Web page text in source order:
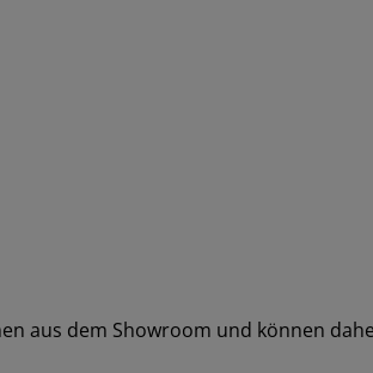
aus dem Showroom und können